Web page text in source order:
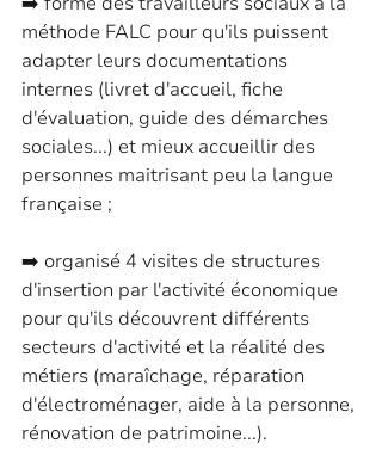
méthode FALC pour qu'ils puissent
adapter leurs documentations
internes (livret d'accueil, fiche
d'évaluation, guide des démarches
sociales...) et mieux accueillir des
personnes maitrisant peu la langue
française ;
➡️ organisé 4 visites de structures
d'insertion par l'activité économique
pour qu'ils découvrent différents
secteurs d'activité et la réalité des
métiers (maraîchage, réparation
d'électroménager, aide à la personne,
rénovation de patrimoine...).